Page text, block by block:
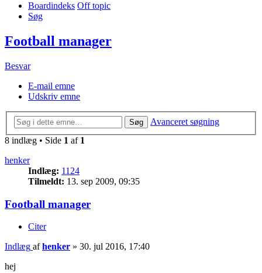
Boardindeks Off topic
Søg
Football manager
Besvar
E-mail emne
Udskriv emne
Søg
Avanceret søgning
8 indlæg • Side 1 af 1
henker
Indlæg: 1124
Tilmeldt: 13. sep 2009, 09:35
Football manager
Citer
Indlæg afhenker » 30. jul 2016, 17:40
hej